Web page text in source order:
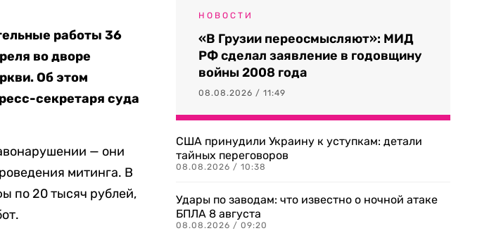
работы 36
во дворе
Об этом
секретаря суда
— они
митинга. В
по 20 тысяч рублей,
НОВОСТИ
«В Грузии переосмысляют»: МИД
РФ сделал заявление в годовщину
войны 2008 года
08.08.2026 / 11:49
США принудили Украину к уступкам: детали
тайных переговоров
08.08.2026 / 10:38
Удары по заводам: что известно о ночной атаке
БПЛА 8 августа
08.08.2026 / 09:20